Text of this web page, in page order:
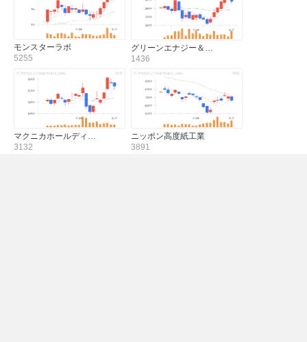
モンスターラボ
5255
グリーンエナジー＆…
1436
マクニカホールディ…
3132
ニッポン高度紙工業
3891